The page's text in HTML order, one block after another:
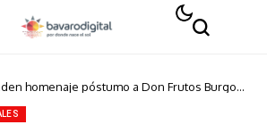
homenaje póstumo a Don Frutos Burgos,